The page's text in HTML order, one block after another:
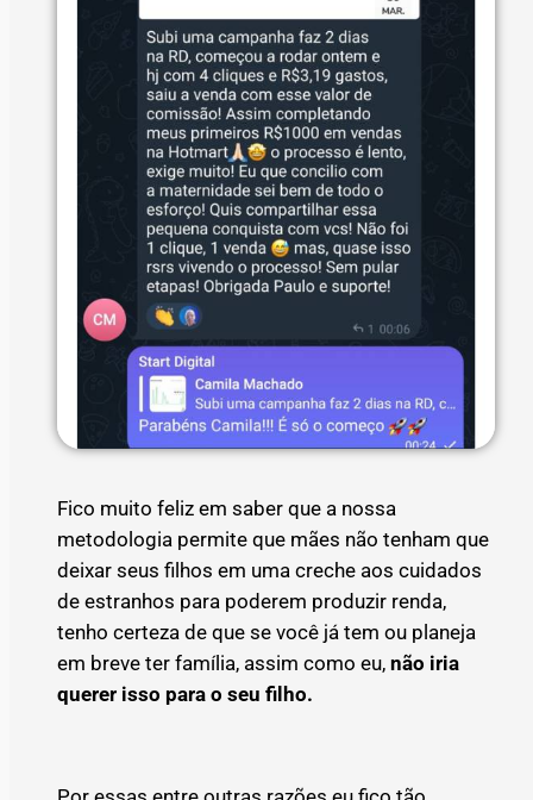
Fico muito feliz em saber que a nossa
metodologia permite que mães não tenham que
deixar seus filhos em uma creche aos cuidados
de estranhos para poderem produzir renda,
tenho certeza de que se você já tem ou planeja
em breve ter família, assim como eu, não iria
querer isso para o seu filho.